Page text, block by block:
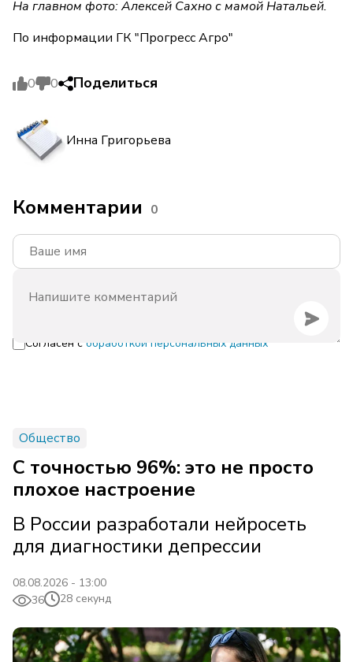
На главном фото: Алексей Сахно с мамой Натальей.
По информации ГК "Прогресс Агро"
0 0 Поделиться
Инна Григорьева
Комментарии 0
Согласен с обработкой персональных данных
Общество
С точностью 96%: это не просто
плохое настроение
В России разработали нейросеть
для диагностики депрессии
08.08.2026 - 13:00
36
28 секунд